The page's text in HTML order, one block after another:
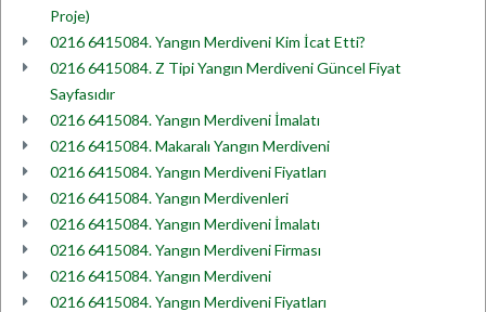
Proje)
0216 6415084. Yangın Merdiveni Kim İcat Etti?
0216 6415084. Z Tipi Yangın Merdiveni Güncel Fiyat
Sayfasıdır
0216 6415084. Yangın Merdiveni İmalatı
0216 6415084. Makaralı Yangın Merdiveni
0216 6415084. Yangın Merdiveni Fiyatları
0216 6415084. Yangın Merdivenleri
0216 6415084. Yangın Merdiveni İmalatı
0216 6415084. Yangın Merdiveni Firması
0216 6415084. Yangın Merdiveni
0216 6415084. Yangın Merdiveni Fiyatları